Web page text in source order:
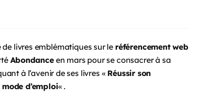
de livres emblématiques sur le référencement web
Abondanceen mars pour se consacrer à sa
à l’avenir de ses livres « Réussir son
d’emploi« .